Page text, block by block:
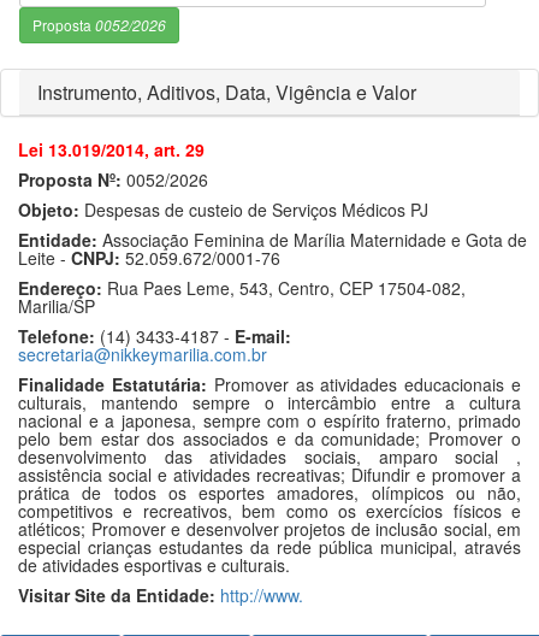
Proposta 0052/2026
Instrumento, Aditivos, Data, Vigência e Valor
Lei 13.019/2014, art. 29
Proposta Nº: 0052/2026
Objeto: Despesas de custeio de Serviços Médicos PJ
Entidade: Associação Feminina de Marília Maternidade e Gota de
Leite - CNPJ: 52.059.672/0001-76
Endereço: Rua Paes Leme, 543, Centro, CEP 17504-082,
Marilia/SP
Telefone: (14) 3433-4187 - E-mail:
secretaria@nikkeymarilia.com.br
Finalidade Estatutária: Promover as atividades educacionais e
culturais, mantendo sempre o intercâmbio entre a cultura
nacional e a japonesa, sempre com o espírito fraterno, primado
pelo bem estar dos associados e da comunidade; Promover o
desenvolvimento das atividades sociais, amparo social ,
assistência social e atividades recreativas; Difundir e promover a
prática de todos os esportes amadores, olímpicos ou não,
competitivos e recreativos, bem como os exercícios físicos e
atléticos; Promover e desenvolver projetos de inclusão social, em
especial crianças estudantes da rede pública municipal, através
de atividades esportivas e culturais.
Visitar Site da Entidade: http://www.